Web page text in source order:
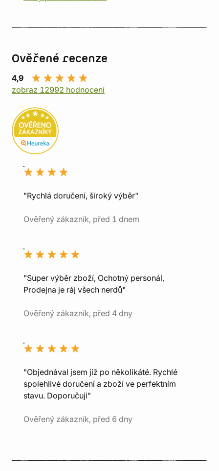
Ověřené recenze
4,9
zobraz 12992 hodnocení
"Rychlá doručení, široký výběr"
Ověřený zákazník, před 1 dnem
"Super výběr zboží, Ochotný personál,
Prodejna je ráj všech nerdů"
Ověřený zákazník, před 4 dny
"Objednával jsem již po několikáté. Rychlé
spolehlivé doručení a zboží ve perfektním
stavu. Doporučuji"
Ověřený zákazník, před 6 dny